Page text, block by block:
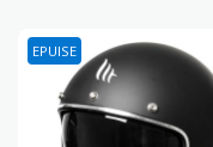
EPUISE